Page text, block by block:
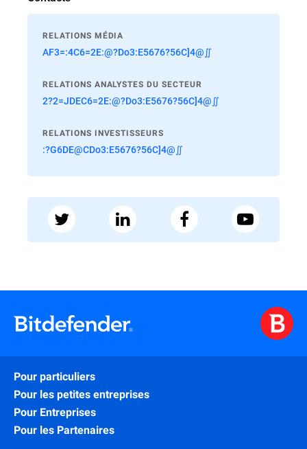
RELATIONS MÉDIA
AF3=:4C6=2E:@?Do3:E5676?56C]4@∬
RELATIONS ANALYSTES DU SECTEUR
2?2=JDEC6=2E:@?Do3:E5676?56C]4@∬
RELATIONS INVESTISSEURS
:?G6DE@CDo3:E5676?56C]4@∬
Pour particuliers
Pour les petites entreprises
Pour Entreprises
Pour les Partenaires